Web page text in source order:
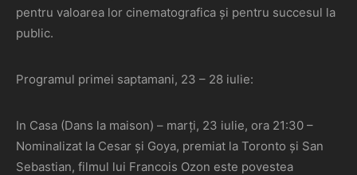
pentru valoarea lor cinematografica și pentru succesul la
public.
Programul primei saptamani, 23 – 28 iulie:
In Casa (Dans la maison) – marți, 23 iulie, ora 21:30 –
Nominalizat la Cesar și Goya, premiat la Toronto și San
Sebastian, filmul lui Francois Ozon este povestea